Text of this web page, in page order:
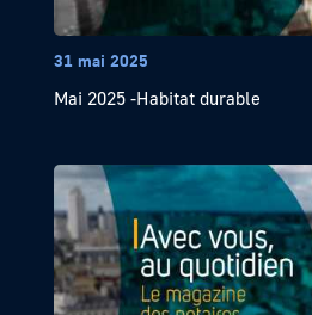
31 mai 2025
Mai 2025 -Habitat durable